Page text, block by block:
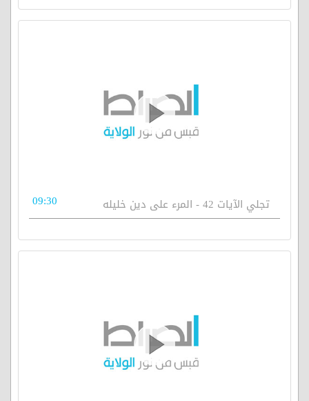
تجلي الآيات 42 - المرء على دين خليله 09:30